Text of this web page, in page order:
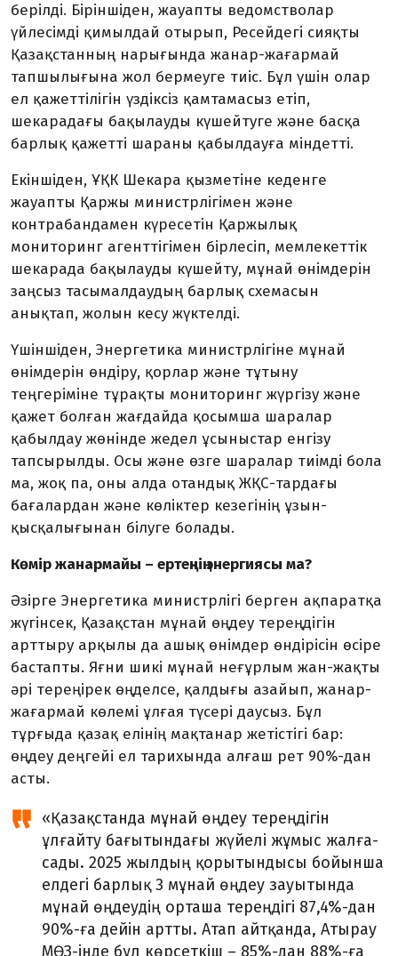
берілді. Біріншіден, жауапты ведомстволар
үйлесімді қимылдай отырып, Ресейдегі сияқты
Қазақстанның нарығында жанар-жағармай
тапшылығына жол бермеуге тиіс. Бұл үшін олар
ел қажеттілігін үздіксіз қамтамасыз етіп,
шекарадағы бақылауды күшейтуге және басқа
барлық қажетті шараны қабылдауға міндетті.
Екіншіден, ҰҚК Шекара қызметіне кеденге
жауапты Қаржы министрлігімен және
контрабандамен күресетін Қаржылық
мониторинг агенттігімен бірлесіп, мемле­кеттік
шекарада бақылауды күшейту, мұнай өнімдерін
заңсыз тасымалдаудың барлық схемасын
анықтап, жолын кесу жүктелді.
Үшіншіден, Энергетика министрлігіне мұнай
өнімдерін өндіру, қорлар және тұтыну
теңгеріміне тұрақты мониторинг жүргізу және
қажет болған жағдайда қос­ымша шаралар
қабылдау жөнінде жедел ұсыныстар енгізу
тапсырылды. Осы және өзге шаралар тиімді бола
ма, жоқ па, оны алда отандық ЖҚС-тардағы
бағалардан және көліктер кезегінің ұзын-
қысқалығынан білуге болады.
Көмір жанармайы – ертеңнің энергиясы ма?
Әзірге Энергетика министрлігі берген ақпаратқа
жүгінсек, Қазақстан мұнай өңдеу тереңдігін
арттыру арқылы да ашық өнімдер өндірісін өсіре
бастапты. Яғни шикі мұнай неғұрлым жан-жақты
әрі тереңірек өңделсе, қалдығы азайып, жанар-
жағармай көлемі ұлғая түсері даусыз. Бұл
тұрғыда қазақ елінің мақтанар жетістігі бар:
өңдеу деңгейі ел тарихында алғаш рет 90%-дан
асты.
«Қазақстанда мұнай өңдеу тереңдігін
ұлғайту бағытындағы жүйелі жұмыс жалға­
сады. 2025 жылдың қорытындысы бойынша
елдегі барлық 3 мұнай өңдеу зауытында
мұнай өңдеудің орташа тереңдігі 87,4%-дан
90%-ға дейін артты. Атап айтқанда, Атырау
МӨЗ-інде бұл көрсеткіш – 85%-дан 88%-ға